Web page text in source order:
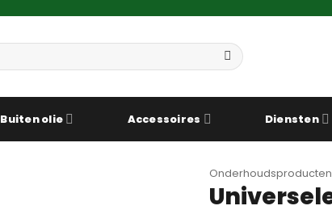
Buiten olie Accessoires Diensten
Onderhoudsproducten